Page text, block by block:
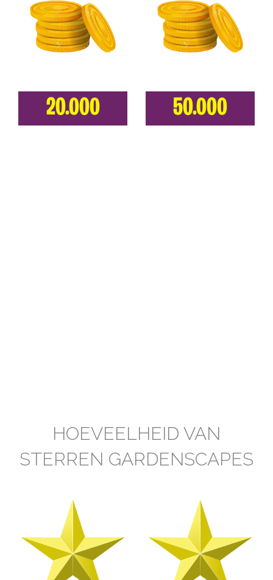
20.000 50.000
HOEVEELHEID VAN
STERREN GARDENSCAPES